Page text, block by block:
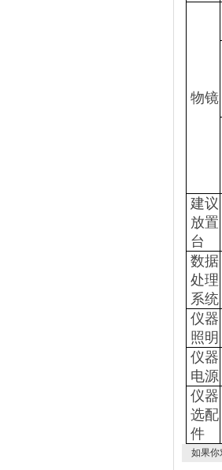
物镜
建议
放置
台
数据
处理
系统
仪器
照明
仪器
电源
仪器
选配
件
如果你